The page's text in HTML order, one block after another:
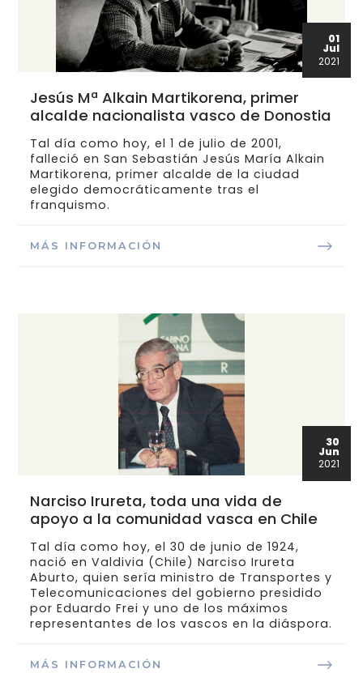
01
Jul
2021
Jesús Mª Alkain Martikorena, primer
alcalde nacionalista vasco de Donostia
Tal día como hoy, el 1 de julio de 2001,
falleció en San Sebastián Jesús María Alkain
Martikorena, primer alcalde de la ciudad
elegido democráticamente tras el
franquismo.
MÁS INFORMACIÓN
30
Jun
2021
Narciso Irureta, toda una vida de
apoyo a la comunidad vasca en Chile
Tal día como hoy, el 30 de junio de 1924,
nació en Valdivia (Chile) Narciso Irureta
Aburto, quien sería ministro de Transportes y
Telecomunicaciones del gobierno presidido
por Eduardo Frei y uno de los máximos
representantes de los vascos en la diáspora.
MÁS INFORMACIÓN